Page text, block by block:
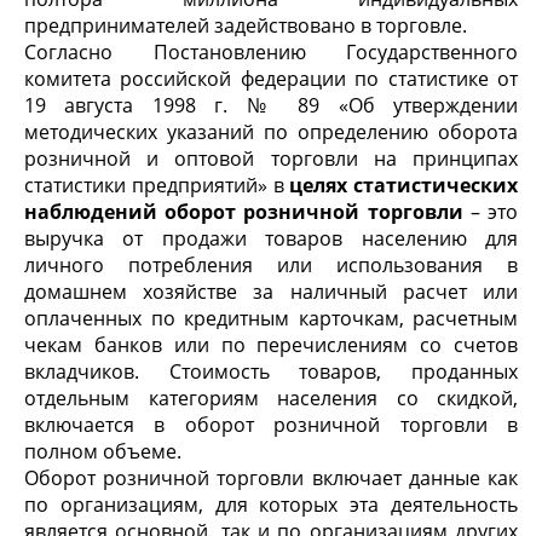
предпринимателей задействовано в торговле.
Согласно Постановлению Государственного
комитета российской федерации по статистике от
19 августа 1998 г. № 89 «Об утверждении
методических указаний по определению оборота
розничной и оптовой торговли на принципах
статистики предприятий» в целях статистических
наблюдений оборот розничной торговли – это
выручка от продажи товаров населению для
личного потребления или использования в
домашнем хозяйстве за наличный расчет или
оплаченных по кредитным карточкам, расчетным
чекам банков или по перечислениям со счетов
вкладчиков. Стоимость товаров, проданных
отдельным категориям населения со скидкой,
включается в оборот розничной торговли в
полном объеме.
Оборот розничной торговли включает данные как
по организациям, для которых эта деятельность